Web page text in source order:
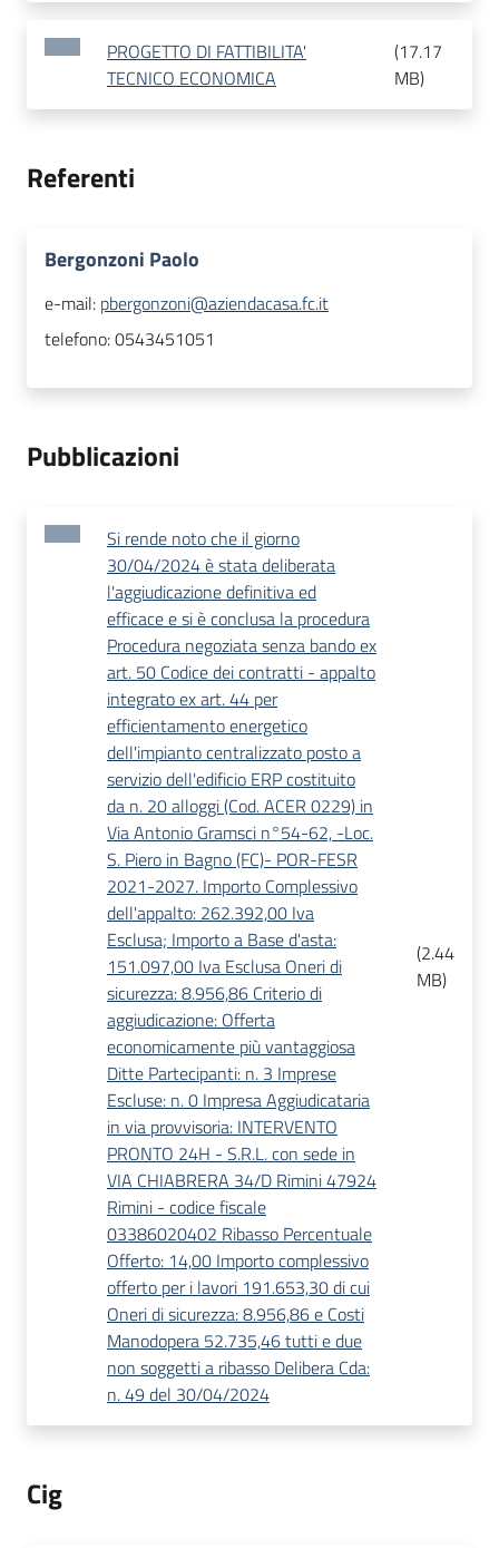
PROGETTO DI FATTIBILITA'
TECNICO ECONOMICA
(17.17
MB)
Referenti
Bergonzoni Paolo
e-mail: pbergonzoni@aziendacasa.fc.it
telefono:0543451051
Pubblicazioni
Si rende noto che il giorno
30/04/2024 è stata deliberata
l'aggiudicazione definitiva ed
efficace e si è conclusa la procedura
Procedura negoziata senza bando ex
art. 50 Codice dei contratti - appalto
integrato ex art. 44 per
efficientamento energetico
dell'impianto centralizzato posto a
servizio dell'edificio ERP costituito
da n. 20 alloggi (Cod. ACER 0229) in
Via Antonio Gramsci n°54-62, -Loc.
S. Piero in Bagno (FC)- POR-FESR
2021-2027. Importo Complessivo
dell'appalto: 262.392,00 Iva
Esclusa; Importo a Base d'asta:
151.097,00 Iva Esclusa Oneri di
sicurezza: 8.956,86 Criterio di
aggiudicazione: Offerta
economicamente più vantaggiosa
Ditte Partecipanti: n. 3 Imprese
Escluse: n. 0 Impresa Aggiudicataria
in via provvisoria: INTERVENTO
PRONTO 24H - S.R.L. con sede in
VIA CHIABRERA 34/D Rimini 47924
Rimini - codice fiscale
03386020402 Ribasso Percentuale
Offerto: 14,00 Importo complessivo
offerto per i lavori 191.653,30 di cui
Oneri di sicurezza: 8.956,86 e Costi
Manodopera 52.735,46 tutti e due
non soggetti a ribasso Delibera Cda:
n. 49 del 30/04/2024
(2.44
MB)
Cig